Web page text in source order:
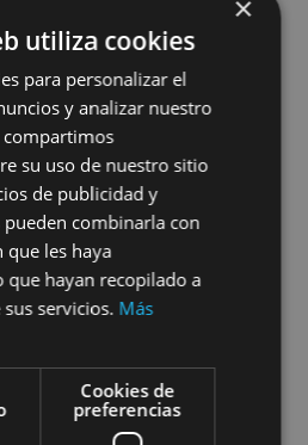
al carrito
×
utiliza cookies
para personalizar el
y analizar nuestro
su uso de nuestro sitio
de publicidad y
pueden combinarla con
les haya
hayan recopilado a
servicios. Más
Cookies de
preferencias